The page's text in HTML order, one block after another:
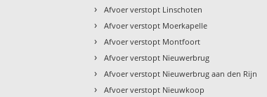
› Afvoer verstopt Linschoten
› Afvoer verstopt Moerkapelle
› Afvoer verstopt Montfoort
› Afvoer verstopt Nieuwerbrug
› Afvoer verstopt Nieuwerbrug aan den Rijn
› Afvoer verstopt Nieuwkoop